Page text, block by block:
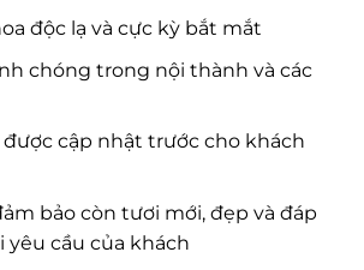
độc lạ và cực kỳ bắt mắt
chóng trong nội thành và các
cập nhật trước cho khách
bảo còn tươi mới, đẹp và đáp
yêu cầu của khách